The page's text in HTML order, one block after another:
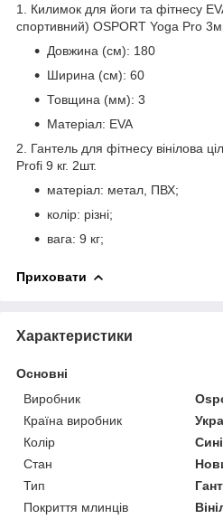
1. Килимок для йоги та фітнесу
спортивний) OSPORT Yoga Pro
Довжина (см): 180
Ширина (см): 60
Товщина (мм): 3
Матеріал: EVA
2. Гантель для фітнесу вінілова
Profi 9 кг. 2шт.
матеріал: метал, ПВХ;
колір: різні;
вага: 9 кг;
Приховати
Характеристики
Основні
Виробник
Країна виробник
Колір
Стан
Тип
Покриття млинців